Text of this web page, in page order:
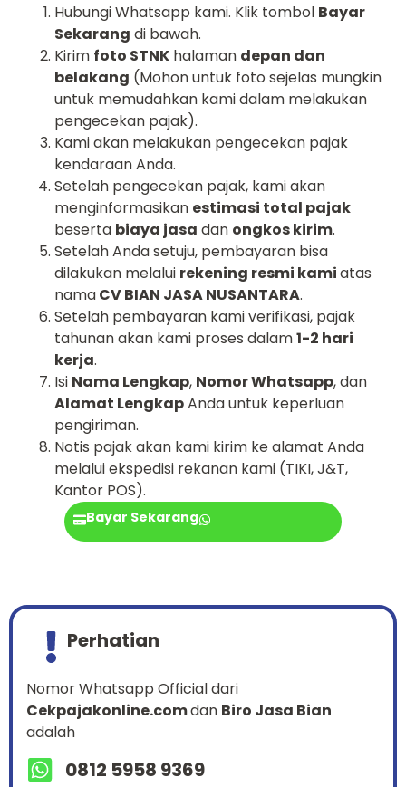
Hubungi Whatsapp kami. Klik tombol Bayar
Sekarang di bawah.
Kirim foto STNK halaman depan dan
belakang (Mohon untuk foto sejelas mungkin
untuk memudahkan kami dalam melakukan
pengecekan pajak).
Kami akan melakukan pengecekan pajak
kendaraan Anda.
Setelah pengecekan pajak, kami akan
menginformasikan estimasi total pajak
beserta biaya jasa dan ongkos kirim.
Setelah Anda setuju, pembayaran bisa
dilakukan melalui rekening resmi kamiatas
namaCV BIAN JASA NUSANTARA.
Setelah pembayaran kami verifikasi, pajak
tahunan akan kami proses dalam1-2 hari
kerja.
Isi Nama Lengkap, Nomor Whatsapp, dan
Alamat LengkapAnda untuk keperluan
pengiriman.
Notis pajak akan kami kirim ke alamat Anda
melalui ekspedisi rekanan kami (TIKI, J&T,
Kantor POS).
Bayar Sekarang
Perhatian
Nomor Whatsapp Official dari
Cekpajakonline.comdan Biro Jasa Bian
adalah
0812 5958 9369